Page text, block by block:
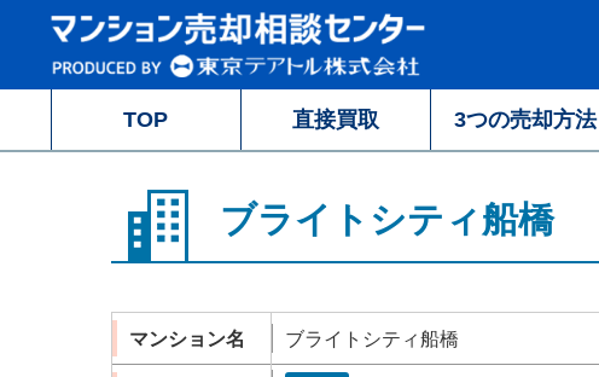
TOP 直接買取 3つの売却方法
ブライトシティ船橋
マンション名 ブライトシティ船橋